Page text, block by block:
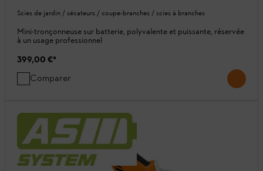
Scies de jardin / sécateurs / coupe-branches / scies à branches
Mini-tronçonneuse sur batterie, polyvalente et puissante, réservée
à un usage professionnel
399,00 €*
Comparer